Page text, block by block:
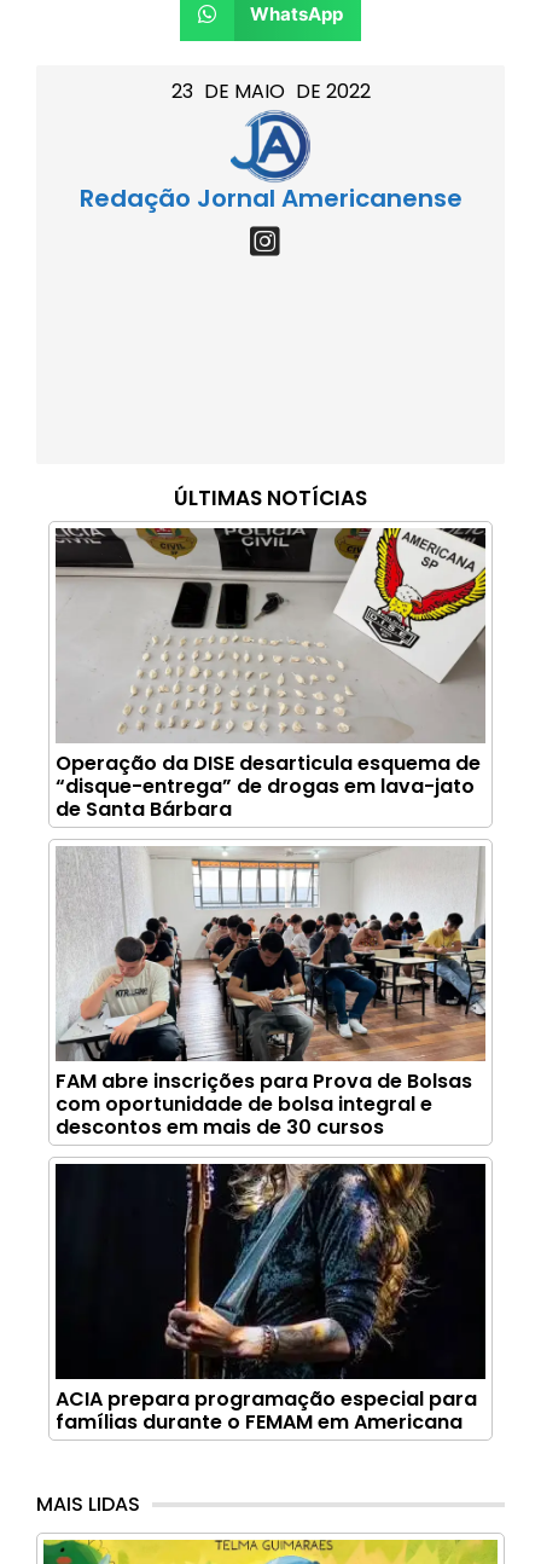
23 DE MAIO DE 2022
Redação Jornal Americanense
ÚLTIMAS NOTÍCIAS
Operação da DISE desarticula esquema de
“disque-entrega” de drogas em lava-jato
de Santa Bárbara
FAM abre inscrições para Prova de Bolsas
com oportunidade de bolsa integral e
descontos em mais de 30 cursos
ACIA prepara programação especial para
famílias durante o FEMAM em Americana
WhatsApp
MAIS LIDAS